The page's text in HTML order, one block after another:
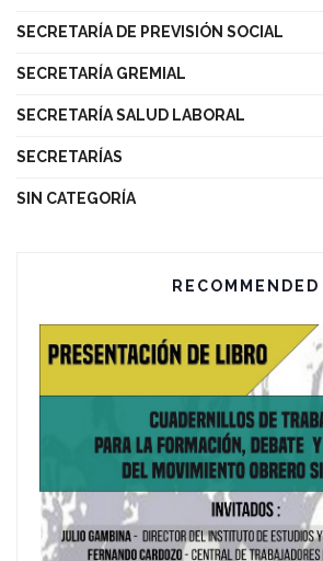
SECRETARÍA DE PREVISIÓN SOCIAL
SECRETARÍA GREMIAL
SECRETARÍA SALUD LABORAL
SECRETARÍAS
SIN CATEGORÍA
RECOMMENDED